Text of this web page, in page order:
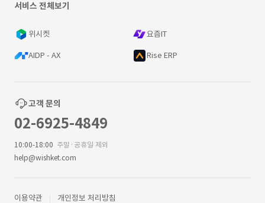
서비스 전체보기
위시켓 요즘IT
AIDP - AX Rise ERP
고객 문의
02-6925-4849
10:00-18:00 주말·공휴일 제외
help@wishket.com
이용약관 개인정보 처리방침